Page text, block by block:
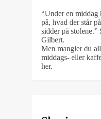
“Under en middag
på, hvad der står
sidder på
Gilbert.
Men mangler du
middags- eller
her.